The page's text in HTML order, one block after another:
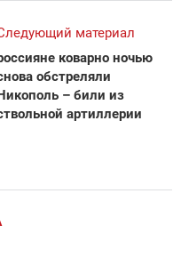
материал
коварно ночью
обстреляли
– били из
артиллерии